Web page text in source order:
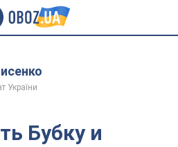
України
Бубку и